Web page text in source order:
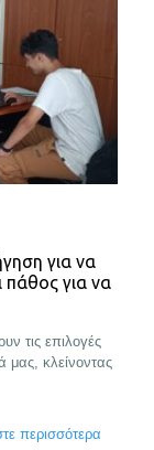
για να
πάθος για να
τις επιλογές
μας, κλείνοντας
περισσότερα